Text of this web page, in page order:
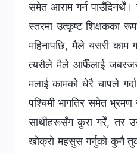
समेत आराम गर्न पाउँदिनथेँ।
स्तरमा उत्कृष्ट शिक्षकका
महिनापछि, मैले यसरी काम
त्यसैले मैले आफैँलाई
मलाई कामको धेरै चापले
पश्चिमी भागतिर समेत
साथीहरूसँग कुरा गरेँ, तर
खोक्रो महसुस गर्नुको कुनै